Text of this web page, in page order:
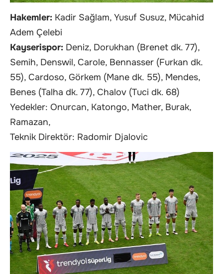
Hakemler: Kadir Sağlam, Yusuf Susuz, Mücahid
Adem Çelebi
Kayserispor: Deniz, Dorukhan (Brenet dk. 77),
Semih, Denswil, Carole, Bennasser (Furkan dk.
55), Cardoso, Görkem (Mane dk. 55), Mendes,
Benes (Talha dk. 77), Chalov (Tuci dk. 68)
Yedekler: Onurcan, Katongo, Mather, Burak,
Ramazan,
Teknik Direktör: Radomir Djalovic